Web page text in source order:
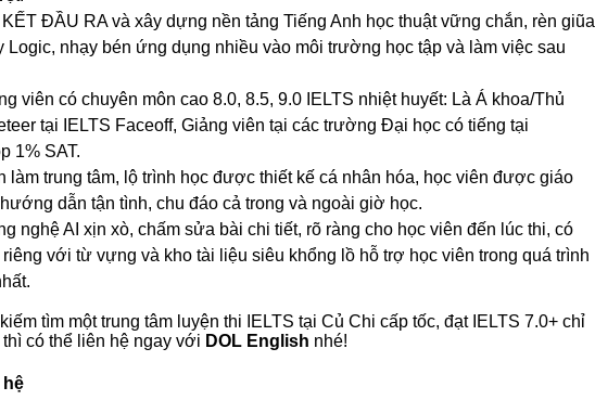
ĐẦU RA và xây dựng nền tảng Tiếng Anh học thuật vững chắn, rèn giũa
nhạy bén ứng dụng nhiều vào môi trường học tập và làm việc sau
viên có chuyên môn cao 8.0, 8.5, 9.0 IELTS nhiệt huyết: Là Á khoa/Thủ
tại IELTS Faceoff, Giảng viên tại các trường Đại học có tiếng tại
1% SAT.
làm trung tâm, lộ trình học được thiết kế cá nhân hóa, học viên được giáo
dẫn tận tình, chu đáo cả trong và ngoài giờ học.
nghệ AI xịn xò, chấm sửa bài chi tiết, rõ ràng cho học viên đến lúc thi, có
với từ vựng và kho tài liệu siêu khổng lồ hỗ trợ học viên trong quá trình
tìm một trung tâm luyện thi IELTS tại Củ Chi cấp tốc, đạt IELTS 7.0+ chỉ
có thể liên hệ ngay với DOL English nhé!
hệ